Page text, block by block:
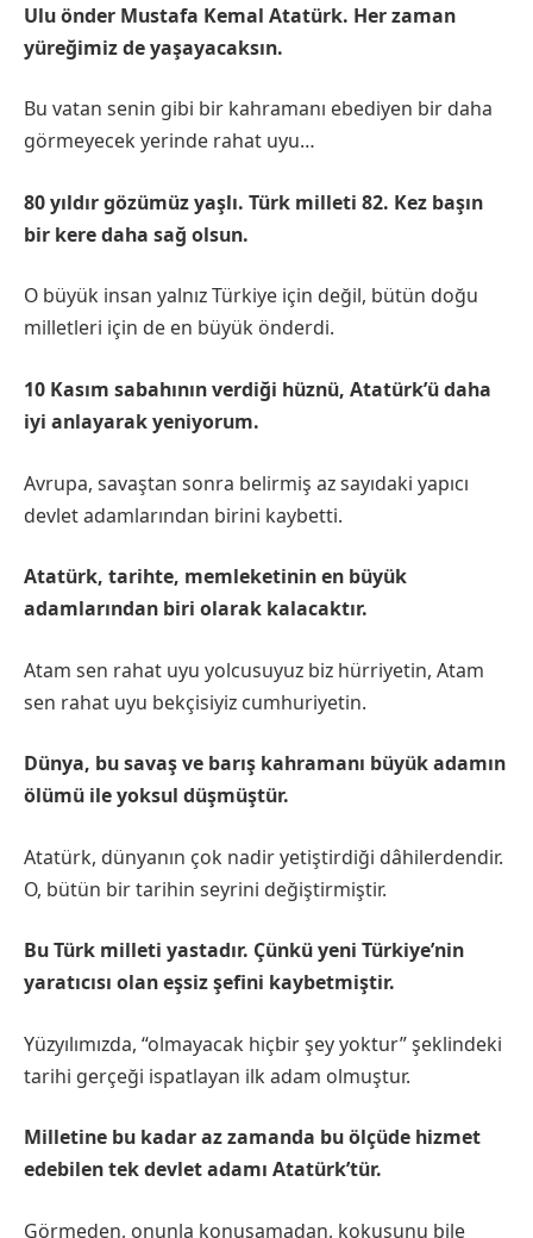
Ulu önder Mustafa Kemal Atatürk. Her zaman
yüreğimiz de yaşayacaksın.
Bu vatan senin gibi bir kahramanı ebediyen bir daha
görmeyecek yerinde rahat uyu…
80 yıldır gözümüz yaşlı. Türk milleti 82. Kez başın
bir kere daha sağ olsun.
O büyük insan yalnız Türkiye için değil, bütün doğu
milletleri için de en büyük önderdi.
10 Kasım sabahının verdiği hüznü, Atatürk’ü daha
iyi anlayarak yeniyorum.
Avrupa, savaştan sonra belirmiş az sayıdaki yapıcı
devlet adamlarından birini kaybetti.
Atatürk, tarihte, memleketinin en büyük
adamlarından biri olarak kalacaktır.
Atam sen rahat uyu yolcusuyuz biz hürriyetin, Atam
sen rahat uyu bekçisiyiz cumhuriyetin.
Dünya, bu savaş ve barış kahramanı büyük adamın
ölümü ile yoksul düşmüştür.
Atatürk, dünyanın çok nadir yetiştirdiği dâhilerdendir.
O, bütün bir tarihin seyrini değiştirmiştir.
Bu Türk milleti yastadır. Çünkü yeni Türkiye’nin
yaratıcısı olan eşsiz şefini kaybetmiştir.
Yüzyılımızda, “olmayacak hiçbir şey yoktur” şeklindeki
tarihi gerçeği ispatlayan ilk adam olmuştur.
Milletine bu kadar az zamanda bu ölçüde hizmet
edebilen tek devlet adamı Atatürk’tür.
Görmeden, onunla konuşamadan, kokusunu bile